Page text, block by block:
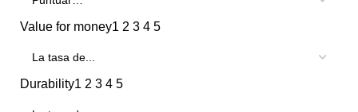
Value for money1 2 3 4 5
Durability1 2 3 4 5